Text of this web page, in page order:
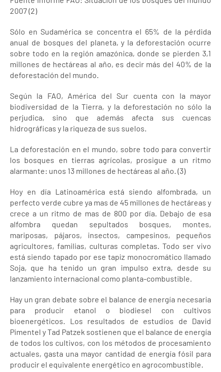
2007 (2)
Sólo en Sudamérica se concentra el 65% de la pérdida
anual de bosques del planeta, y la deforestación ocurre
sobre todo en la región amazónica, donde se pierden 3,1
millones de hectáreas al año, es decir más del 40% de la
deforestación del mundo.
Según la FAO, América del Sur cuenta con la mayor
biodiversidad de la Tierra, y la deforestación no sólo la
perjudica, sino que además afecta sus cuencas
hidrográficas y la riqueza de sus suelos.
La deforestación en el mundo, sobre todo para convertir
los bosques en tierras agrícolas, prosigue a un ritmo
alarmante: unos 13 millones de hectáreas al año. (3)
Hoy en día Latinoamérica está siendo alfombrada, un
perfecto verde cubre ya mas de 45 millones de hectáreas y
crece a un ritmo de mas de 800 por día. Debajo de esa
alfombra quedan sepultados bosques, montes,
mariposas, pájaros, insectos, campesinos, pequeños
agricultores, familias, culturas completas. Todo ser vivo
está siendo tapado por ese tapiz monocromático llamado
Soja, que ha tenido un gran impulso extra, desde su
lanzamiento internacional como planta-combustible.
Hay un gran debate sobre el balance de energía necesaria
para producir etanol o biodiesel con cultivos
bioenergéticos. Los resultados de estudios de David
Pimentel y Tad Patzek sostienen que el balance de energía
de todos los cultivos, con los métodos de procesamiento
actuales, gasta una mayor cantidad de energía fósil para
producir el equivalente energético en agrocombustible.